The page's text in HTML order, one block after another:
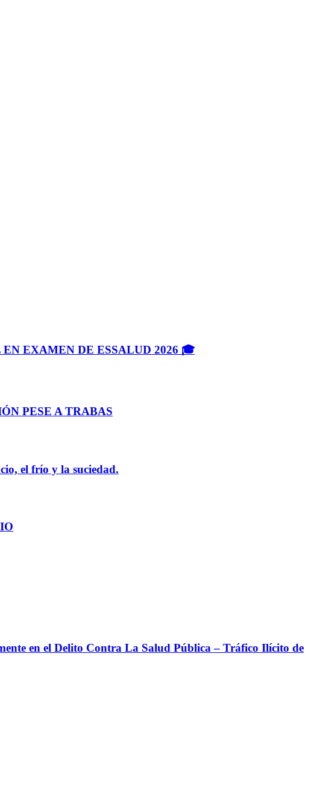
EXAMEN DE ESSALUD 2026 🎓
PESE A TRABAS
el frío y la suciedad.
en el Delito Contra La Salud Pública – Tráfico Ilícito de